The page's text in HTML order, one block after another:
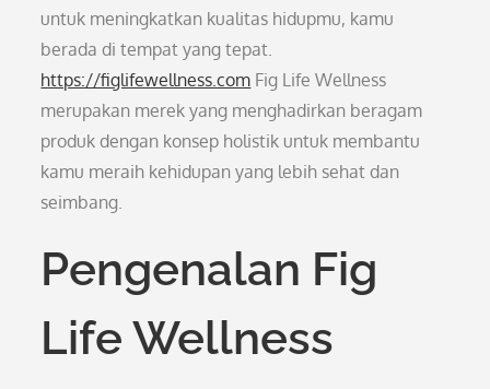
untuk meningkatkan kualitas hidupmu, kamu
berada di tempat yang tepat.
https://figlifewellness.com Fig Life Wellness
merupakan merek yang menghadirkan beragam
produk dengan konsep holistik untuk membantu
kamu meraih kehidupan yang lebih sehat dan
seimbang.
Pengenalan Fig
Life Wellness